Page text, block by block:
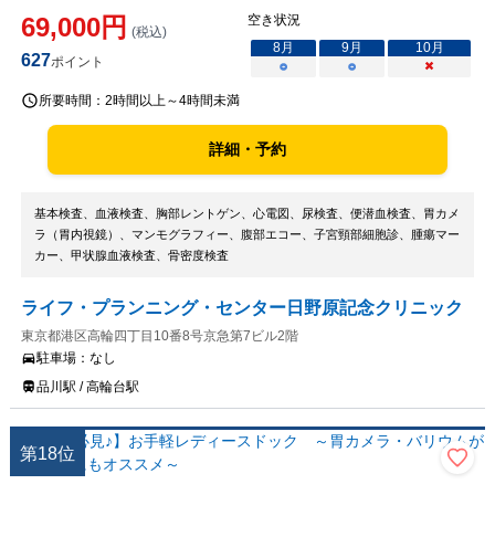
69,000円 (税込)
627ポイント
空き状況
8月 9月 10月
○
○ ×
所要時間： 2時間以上～4時間未満
詳細・予約
基本検査、血液検査、胸部レントゲン、心電図、尿検査、便潜血検査、胃カメ
ラ（胃内視鏡）、マンモグラフィー、腹部エコー、子宮頸部細胞診、腫瘍マー
カー、甲状腺血液検査、骨密度検査
ライフ・プランニング・センター日野原記念クリニック
東京都港区高輪四丁目10番8号京急第7ビル2階
駐車場： なし
品川駅 / 高輪台駅
第18位